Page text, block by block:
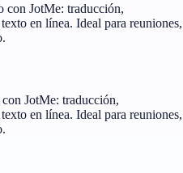
con JotMe: traducción,
en línea. Ideal para reuniones,
con JotMe: traducción,
en línea. Ideal para reuniones,